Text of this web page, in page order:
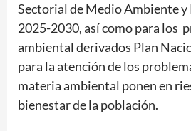
Sectorial de Medio Ambiente y
2025-2030, así como para los
ambiental derivados Plan
para la atención de los
materia ambiental ponen en
bienestar de la población.